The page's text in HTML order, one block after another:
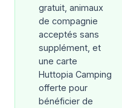
gratuit, animaux
de compagnie
acceptés sans
supplément, et
une carte
Huttopia Camping
offerte pour
bénéficier de